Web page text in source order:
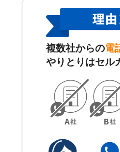
複数社からの電
やりとりはセル